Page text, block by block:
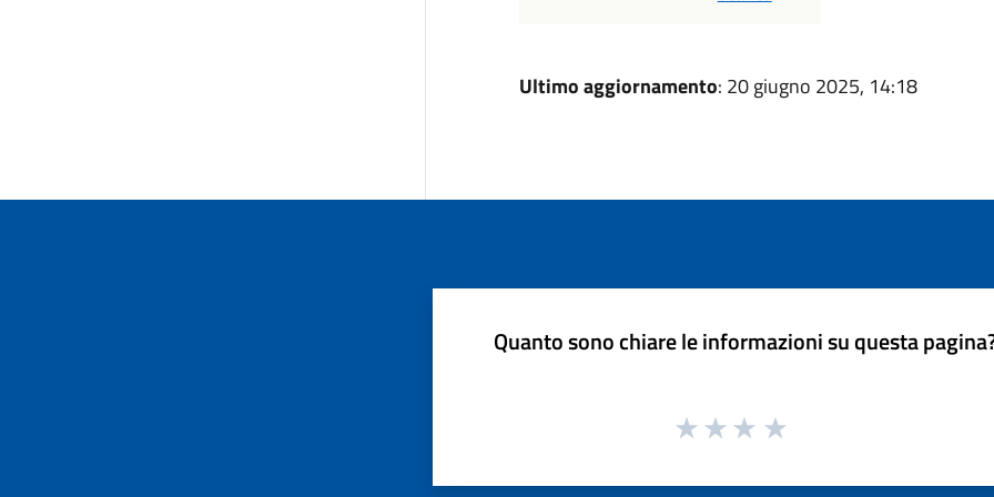
Ultimo aggiornamento: 20 giugno 2025, 14:18
Quanto sono chiare le informazioni su questa